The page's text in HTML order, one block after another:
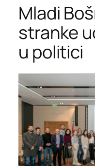
Mladi
stranke
u politici